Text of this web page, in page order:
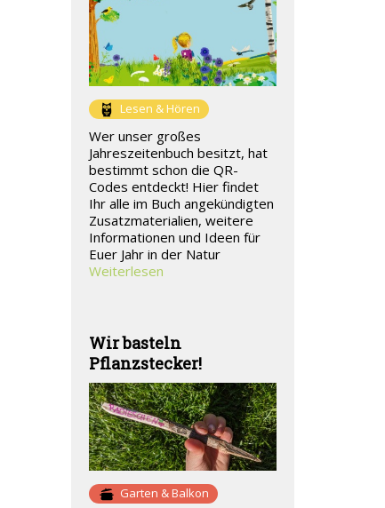
Lesen & Hören
Wer unser großes
Jahreszeitenbuch besitzt, hat
bestimmt schon die QR-
Codes entdeckt! Hier findet
Ihr alle im Buch angekündigten
Zusatzmaterialien, weitere
Informationen und Ideen für
Euer Jahr in der Natur
Weiterlesen
Wir basteln
Pflanzstecker!
Garten & Balkon